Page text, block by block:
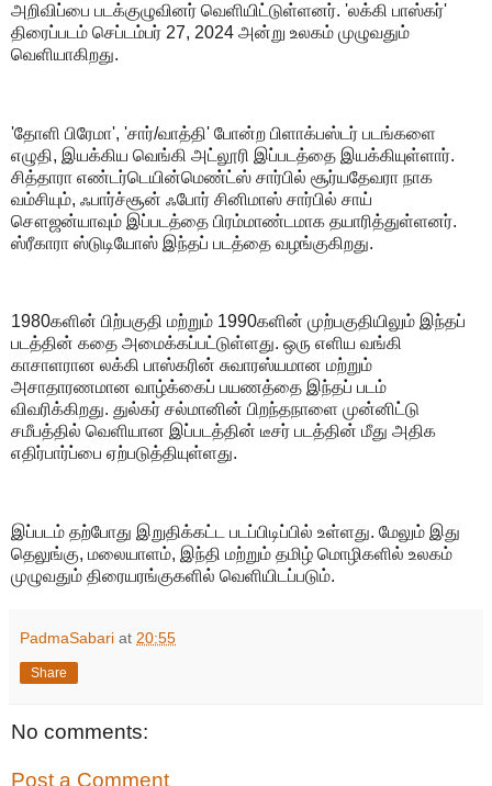
அறிவிப்பை படக்குழுவினர் வெளியிட்டுள்ளனர். 'லக்கி பாஸ்கர்'
திரைப்படம் செப்டம்பர் 27, 2024 அன்று உலகம் முழுவதும்
வெளியாகிறது.
'தோளி பிரேமா', 'சார்/வாத்தி' போன்ற பிளாக்பஸ்டர் படங்களை
எழுதி, இயக்கிய வெங்கி அட்லூரி இப்படத்தை இயக்கியுள்ளார்.
சித்தாரா எண்டர்டெயின்மெண்ட்ஸ் சார்பில் சூர்யதேவரா நாக
வம்சியும், ஃபார்ச்சூன் ஃபோர் சினிமாஸ் சார்பில் சாய்
சௌஜன்யாவும் இப்படத்தை பிரம்மாண்டமாக தயாரித்துள்ளனர்.
ஸ்ரீகாரா ஸ்டுடியோஸ் இந்தப் படத்தை வழங்குகிறது.
1980களின் பிற்பகுதி மற்றும் 1990களின் முற்பகுதியிலும் இந்தப்
படத்தின் கதை அமைக்கப்பட்டுள்ளது. ஒரு எளிய வங்கி
காசாளரான லக்கி பாஸ்கரின் சுவாரஸ்யமான மற்றும்
அசாதாரணமான வாழ்க்கைப் பயணத்தை இந்தப் படம்
விவரிக்கிறது. துல்கர் சல்மானின் பிறந்தநாளை முன்னிட்டு
சமீபத்தில் வெளியான இப்படத்தின் டீசர் படத்தின் மீது அதிக
எதிர்பார்ப்பை ஏற்படுத்தியுள்ளது.
இப்படம் தற்போது இறுதிக்கட்ட படப்பிடிப்பில் உள்ளது. மேலும் இது
தெலுங்கு, மலையாளம், இந்தி மற்றும் தமிழ் மொழிகளில் உலகம்
முழுவதும் திரையரங்குகளில் வெளியிடப்படும்.
PadmaSabari at 20:55
Share
No comments:
Post a Comment